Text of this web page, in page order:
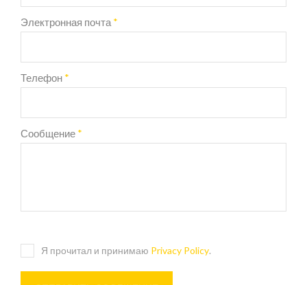
Электронная почта *
Телефон *
Сообщение *
Я прочитал и принимаю Privacy Policy.